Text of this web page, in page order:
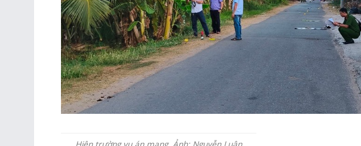
Hiện trường vụ án mạng. Ảnh: Nguyễn Luân.